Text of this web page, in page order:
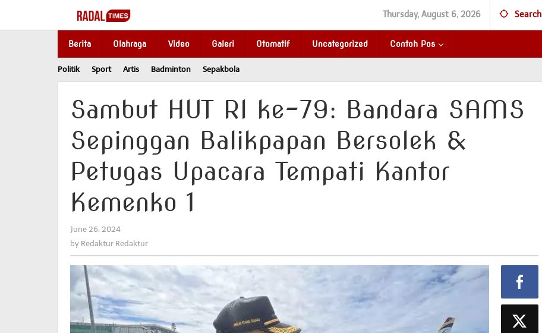
content
Thursday, August 6, 2026 Search
Berita Olahraga Video Galeri Otomatif Uncategorized Contoh Pos
Politik Sport Artis Badminton Sepakbola
Sambut HUT RI ke-79: Bandara SAMS
Sepinggan Balikpapan Bersolek &
Petugas Upacara Tempati Kantor
Kemenko 1
June 26, 2024
Redaktur
by Redaktur Redaktur